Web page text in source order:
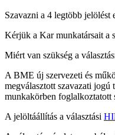
Szavazni a 4 legtöbb
Kérjük a Kar munkatársait a
Miért van szükség a
A BME új szervezeti és
megválasztott szavazati
munkakörben foglalkoztatott
A jelöltáállítás a választási